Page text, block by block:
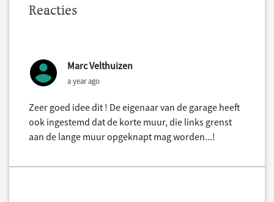
Reacties
Marc Velthuizen
a year ago
Zeer goed idee dit ! De eigenaar van de garage heeft
ook ingestemd dat de korte muur, die links grenst
aan de lange muur opgeknapt mag worden...!